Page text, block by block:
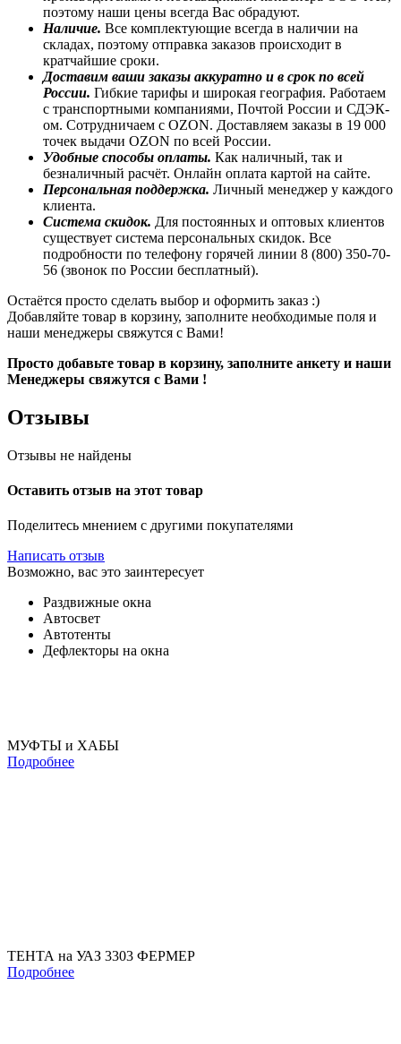
поэтому наши цены всегда Вас обрадуют.
Наличие. Все комплектующие всегда в наличии на
складах, поэтому отправка заказов происходит в
кратчайшие сроки.
Доставим ваши заказы аккуратно и в срок по всей
России. Гибкие тарифы и широкая география. Работаем
с транспортными компаниями, Почтой России и СДЭК-
ом. Сотрудничаем с OZON. Доставляем заказы в 19 000
точек выдачи OZON по всей России.
Удобные способы оплаты. Как наличный, так и
безналичный расчёт. Онлайн оплата картой на сайте.
Персональная поддержка. Личный менеджер у каждого
клиента.
Система скидок. Для постоянных и оптовых клиентов
существует система персональных скидок. Все
подробности по телефону горячей линии 8 (800) 350-70-
56 (звонок по России бесплатный).
Остаётся просто сделать выбор и оформить заказ :)
Добавляйте товар в корзину, заполните необходимые поля и
наши менеджеры свяжутся с Вами!
Просто добавьте товар в корзину, заполните анкету и наши
Менеджеры свяжутся с Вами !
Отзывы
Отзывы не найдены
Оставить отзыв на этот товар
Поделитесь мнением с другими покупателями
Написать отзыв
Возможно, вас это заинтересует
Раздвижные окна
Автосвет
Автотенты
Дефлекторы на окна
МУФТЫ и ХАБЫ
Подробнее
ТЕНТА на УАЗ 3303 ФЕРМЕР
Подробнее